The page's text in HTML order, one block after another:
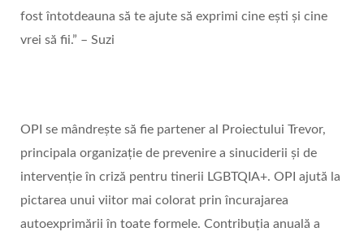
fost întotdeauna să te ajute să exprimi cine ești și cine
vrei să fii.” – Suzi
OPI se mândrește să fie partener al Proiectului Trevor,
principala organizație de prevenire a sinuciderii și de
intervenție în criză pentru tinerii LGBTQIA+. OPI ajută la
pictarea unui viitor mai colorat prin încurajarea
autoexprimării în toate formele. Contribuția anuală a